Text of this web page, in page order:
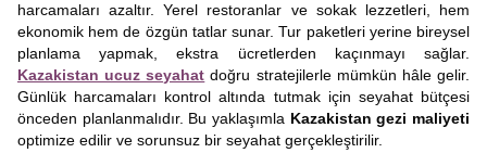
harcamaları azaltır. Yerel restoranlar ve sokak lezzetleri, hem
ekonomik hem de özgün tatlar sunar. Tur paketleri yerine bireysel
planlama yapmak, ekstra ücretlerden kaçınmayı sağlar.
Kazakistan ucuz seyahat doğru stratejilerle mümkün hâle gelir.
Günlük harcamaları kontrol altında tutmak için seyahat bütçesi
önceden planlanmalıdır. Bu yaklaşımla Kazakistan gezi maliyeti
optimize edilir ve sorunsuz bir seyahat gerçekleştirilir.